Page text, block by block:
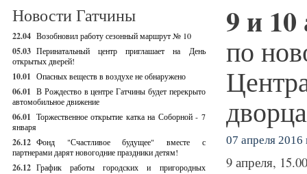
Новости Гатчины
22.04 Возобновил работу сезонный маршрут № 10
05.03 Перинатальный центр приглашает на День
открытых дверей!
10.01 Опасных веществ в воздухе не обнаружено
06.01 В Рождество в центре Гатчины будет перекрыто
автомобильное движение
06.01 Торжественное открытие катка на Соборной - 7
января
26.12 Фонд "Счастливое будущее" вместе с
партнерами дарят новогодние праздники детям!
26.12 График работы городских и пригородных
9 и
по
дворца
07 апреля 2016
9 апреля, 15.00